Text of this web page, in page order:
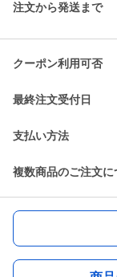
注文から発送まで
クーポン利用可否
最終注文受付日
支払い方法
複数商品のご注文に